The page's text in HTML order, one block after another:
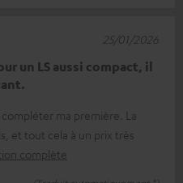
un LS aussi compact, il
ma première. La
et tout cela à un prix très
complète
25/01/2026